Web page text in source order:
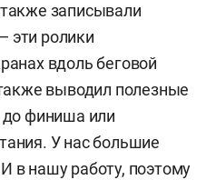
записывали
эти ролики
вдоль беговой
выводил полезные
до финиша или
У нас большие
в нашу работу, поэтому